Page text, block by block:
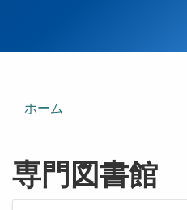
ホーム
専門図書館